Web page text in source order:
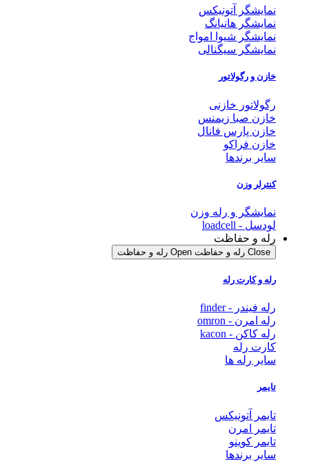
نمایشگر آتونیکس
نمایشگر هانیانگ
نمایشگر شیوا امواج
نمایشگر سیگنالی
خازن و رگولاتور
رگولاتور خازنی
خازن صبا زیمنس
خازن پارس فانال
خازن فراکو
سایر برندها
کنترلر وزن
نمایشگر و رله وزن
لودسل - loadcell
رله و حفاظت
Close رله و حفاظت Open رله و حفاظت
رله و کارت رله
رله فیندر - finder
رله امرن - omron
رله کاکن - kacon
کارت رله
سایر رله ها
تایمر
تایمر آتونیکس
تایمر امرن
تایمر کوینو
سایر برندها